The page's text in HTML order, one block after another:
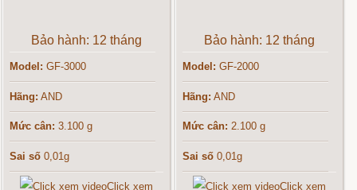
Bảo hành: 12 tháng
Model: GF-3000
Hãng: AND
Mức cân: 3.100 g
Sai số 0,01g
Click xem
Bảo hành: 12 tháng
Model: GF-2000
Hãng: AND
Mức cân: 2.100 g
Sai số 0,01g
Click xem